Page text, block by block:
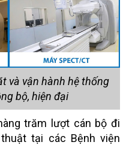
và vận hành hệ thống
bộ, hiện đại
trăm lượt cán bộ đi
tại các Bệnh viện